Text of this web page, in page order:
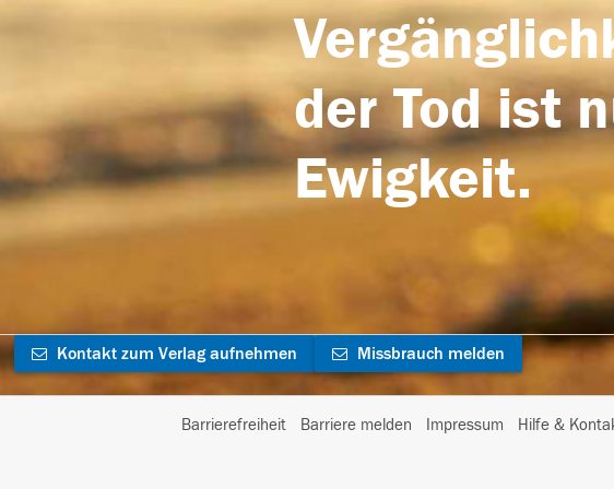
der Tod ist
Ewigkeit.
Kontakt zum Verlag aufnehmen Missbrauch melden
Barrierefreiheit Barriere melden Impressum Hilfe &